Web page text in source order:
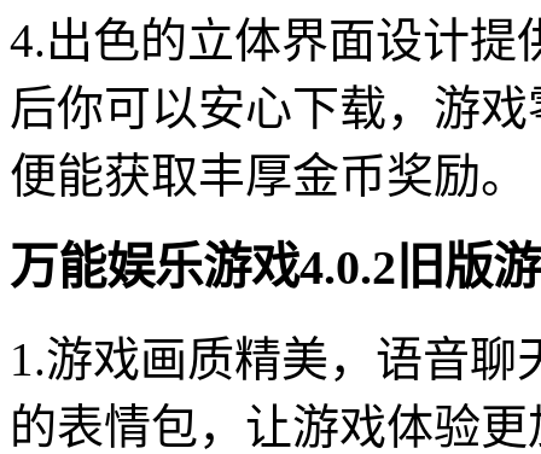
4.出色的立体界面设计提
后你可以安心下载，游
便能获取丰厚金币奖励。
万能娱乐游戏4.0.2旧版
1.游戏画质精美，语音
的表情包，让游戏体验